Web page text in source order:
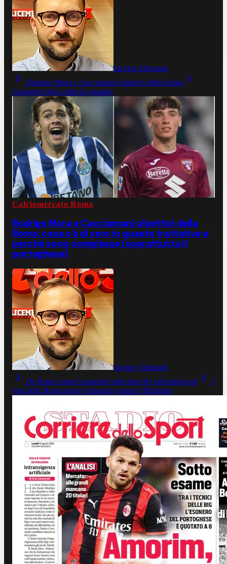
Jacopo Aliprandi
Rodrigo Mora e Cacciamani obiettivi della Roma
Gasperini urla a tutta la squadra
Calciomercato Roma
Rodrigo Mora e Cacciamani obiettivi della
Roma: cosa c'è di vero in queste trattative e
perché sono complesse (soprattutto il
portoghese)
Jacopo Aliprandi
De Rossi come Gasperini sulle date del calciomercato
I
voti della Roma dopo il disastro contro il Brighton